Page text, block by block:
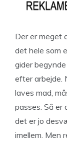
Der er meget
det hele som
gider
efter arbejde.
laves mad,
passes. Så er
det er jo
imellem. Men